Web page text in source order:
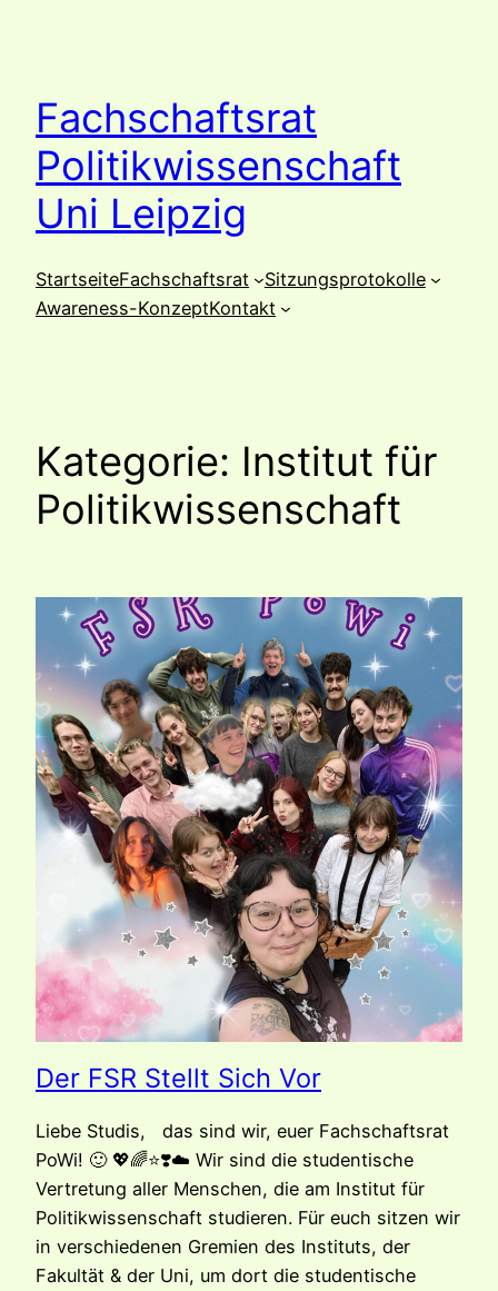
Fachschaftsrat
Politikwissenschaft
Uni Leipzig
StartseiteFachschaftsrat
Sitzungsprotokolle
Awareness-KonzeptKontakt
Kategorie: Institut für
Politikwissenschaft
Der FSR Stellt Sich Vor
Liebe Studis, das sind wir, euer Fachschaftsrat
PoWi! 🙂 💖🌈⭐️❣️☁️ Wir sind die studentische
Vertretung aller Menschen, die am Institut für
Politikwissenschaft studieren. Für euch sitzen wir
in verschiedenen Gremien des Instituts, der
Fakultät & der Uni, um dort die studentische